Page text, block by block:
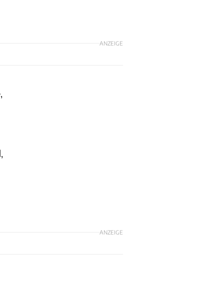
ANZEIGE
ANZEIGE